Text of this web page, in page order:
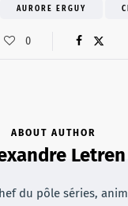
AURORE ERGUY
0
ABOUT AUTHOR
Letren
du pôle séries,